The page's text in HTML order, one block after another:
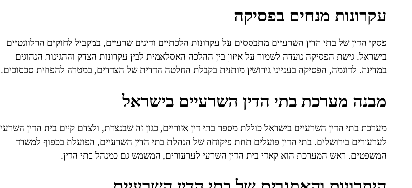
עקרונות מנחים בפסיקה
פסקי הדין של בתי הדין השרעיים מתבססים על עקרונות הלכתיים ודינים שרעיים, במקביל לחוקים הרלוונטיים
בישראל. גישת הפסיקה נועדה לשמור על איזון בין ההלכה האסלאמית לבין עקרונות הצדק וההגינות הנהוגים
במדינה. לדוגמה, הפסיקה בענייני גירושין מותנית בקבלת החלטה הדדית של הצדדים, במטרה להפחית סכסוכים.
מבנה מערכת בתי הדין השרעיים בישראל
מערכת בתי הדין השרעיים בישראל כוללת מספר בתי דין אזוריים, כגון זה שבנצרת, ולצדם קיים בית הדין השרעי
לערעורים בירושלים. בתי הדין פועלים תחת פיקוחה של הנהלת בתי הדין השרעיים, הפועלת בכפוף למשרד
המשפטים. ראש המערכת הוא קאדי בית הדין השרעי לערעורים, המשמש גם כמנהל בתי הדין.